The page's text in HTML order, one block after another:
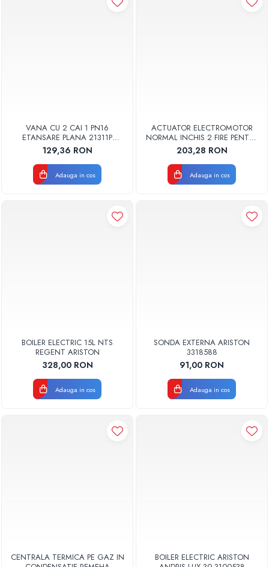
VANA CU 2 CAI 1 PN16
ETANSARE PLANA 21311P
WATTS
129,36 RON
Adauga in cos
ACTUATOR ELECTROMOTOR
NORMAL INCHIS 2 FIRE PENTRU
VANA 2 SAU 3 CAI
22CX230NC2 WATTS
203,28 RON
Adauga in cos
BOILER ELECTRIC 15L NTS
REGENT ARISTON
328,00 RON
Adauga in cos
SONDA EXTERNA ARISTON
3318588
91,00 RON
Adauga in cos
CENTRALA TERMICA PE GAZ IN
BOILER ELECTRIC ARISTON